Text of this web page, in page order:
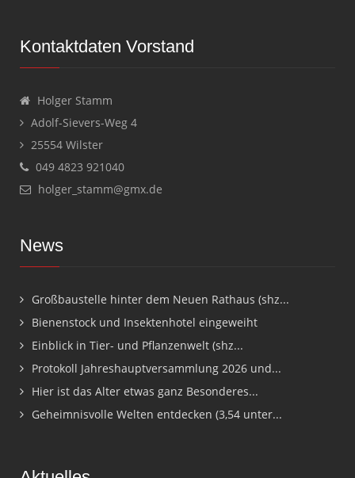
Kontaktdaten Vorstand
Holger Stamm
Adolf-Sievers-Weg 4
25554 Wilster
049 4823 921040
holger_stamm@gmx.de
News
Großbaustelle hinter dem Neuen Rathaus (shz...
Bienenstock und Insektenhotel eingeweiht
Einblick in Tier- und Pflanzenwelt (shz...
Protokoll Jahreshauptversammlung 2026 und...
Hier ist das Alter etwas ganz Besonderes...
Geheimnisvolle Welten entdecken (3,54 unter...